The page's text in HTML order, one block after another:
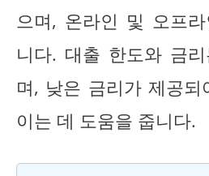
으며, 온라인 및 오프
니다. 대출 한도와 금
며, 낮은 금리가 제공
이는 데 도움을 줍니다.